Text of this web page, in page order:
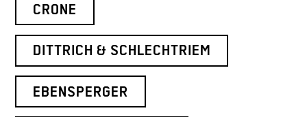
CRONE
DITTRICH & SCHLECHTRIEM
EBENSPERGER